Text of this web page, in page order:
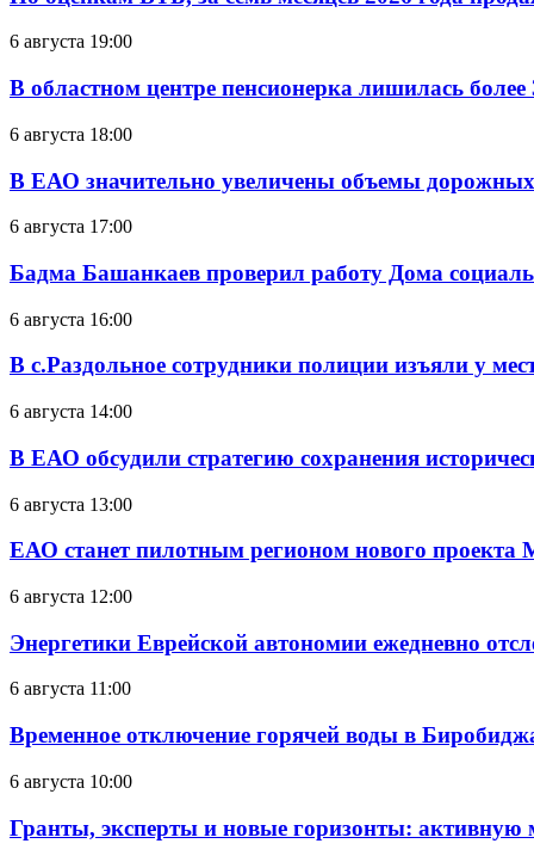
6 августа 19:00
В областном центре пенсионерка лишилась
6 августа 18:00
В ЕАО значительно увеличены объемы
6 августа 17:00
Бадма Башанкаев проверил работу Дома
6 августа 16:00
В с.Раздольное сотрудники полиции изъяли у
6 августа 14:00
В ЕАО обсудили стратегию сохранения
6 августа 13:00
ЕАО станет пилотным регионом нового проекта
6 августа 12:00
Энергетики Еврейской автономии ежедневно
6 августа 11:00
Временное отключение горячей воды в
6 августа 10:00
Гранты, эксперты и новые горизонты: